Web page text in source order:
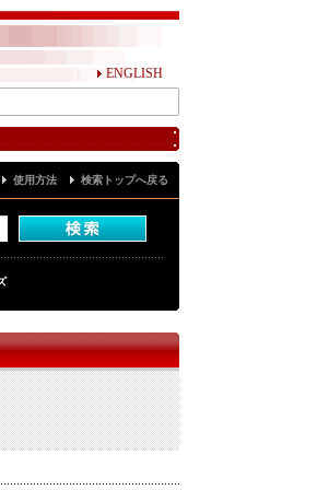
ENGLISH
使用方法 検索トップへ戻る